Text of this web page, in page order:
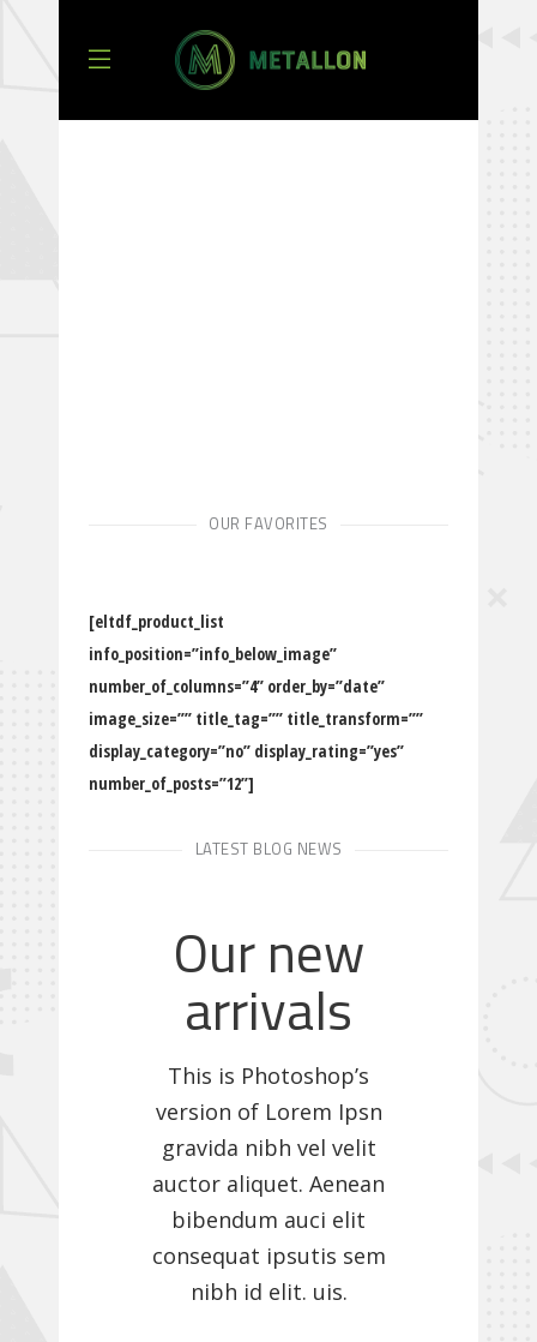
OUR FAVORITES
[eltdf_product_list
info_position=”info_below_image”
number_of_columns=”4” order_by=”date”
image_size=”” title_tag=”” title_transform=””
display_category=”no” display_rating=”yes”
number_of_posts=”12”]
LATEST BLOG NEWS
Our new
arrivals
This is Photoshop’s
version of Lorem Ipsn
gravida nibh vel velit
auctor aliquet. Aenean
bibendum auci elit
consequat ipsutis sem
nibh id elit. uis.